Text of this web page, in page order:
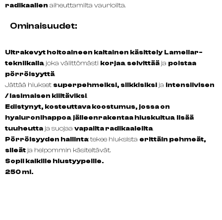
radikaalien aiheuttamilta vaurioilta.
Ominaisuudet:
Ultrakevyt hoitoaineen kaltainen käsittely Lamellar-
tekniikalla, joka välittömästi korjaa, selvittää ja poistaa
pörröisyyttä.
Jättää hiukset superpehmeiksi, silkkisiksi ja intensiivisen
/ lasimaisen kiiltäviksi.
Edistynyt, kosteuttava koostumus, jossa on
hyaluronihappoa, jälleenrakentaa hiuskuitua, lisää
tuuheutta ja suojaa vapailta radikaaleilta.
Pörröisyyden hallinta: tekee hiuksista erittäin pehmeät,
sileät ja helpommin käsiteltävät.
Sopii kaikille hiustyypeille.
250 ml.